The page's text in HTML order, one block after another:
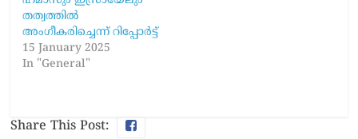
തത്വത്തിൽ
അംഗീകരിച്ചെന്ന് റിപ്പോർട്ട്
15 January 2025
In "General"
Share This Post: